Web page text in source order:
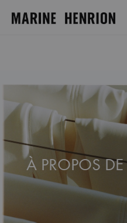
|
Officiel
Marine
créatrice
français
la
mode
et
À PROPOS